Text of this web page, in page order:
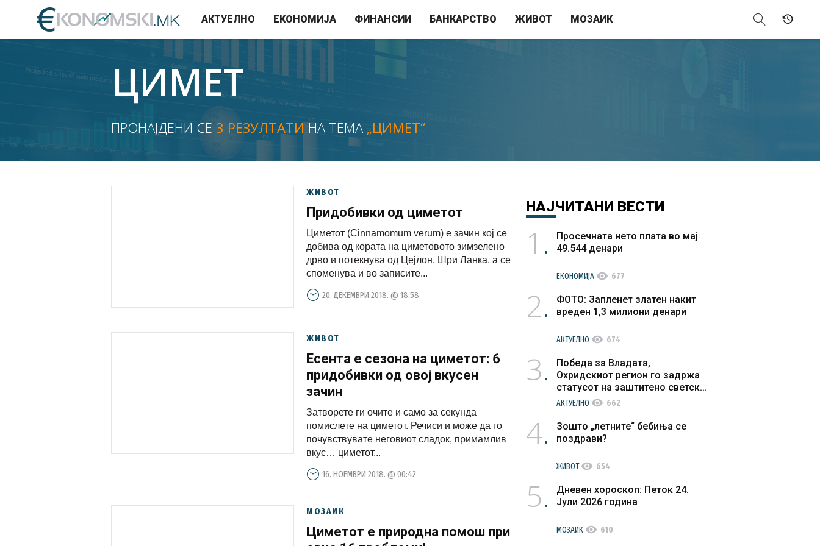
АКТУЕЛНО ЕКОНОМИЈА ФИНАНСИИ БАНКАРСТВО ЖИВОТ МОЗАИК
ЦИМЕТ
ПРОНАЈДЕНИ СЕ3 РЕЗУЛТАТИНА ТЕМА „ЦИМЕТ“
ЖИВОТ
Придобивки од циметот
Циметот (Cinnamomum verum) е зачин кој се
добива од кората на циметовото зимзелено
дрво и потекнува од Цејлон, Шри Ланка, а се
споменува и во записите...
20. ДЕКЕМВРИ 2018. @ 18:58
ЖИВОТ
Есента е сезона на циметот: 6
придобивки од овој вкусен
зачин
Затворете ги очите и само за секунда
помислете на циметот. Речиси и може да го
почувствувате неговиот сладок, примамлив
вкус… циметот...
16. НОЕМВРИ 2018. @ 00:42
МОЗАИК
Циметот e природна помош при
НАЈЧИТАНИ ВЕСТИ
1
Просечната нето плата во мај
49.544 денари
ЕКОНОМИЈА visibility 677
2
ФОТО: Запленет златен накит
вреден 1,3 милиони денари
АКТУЕЛНО visibility 674
3
Победа за Владата,
Охридскиот регион го задржа
статусот на заштитено светско
културно наследство
АКТУЕЛНО visibility 662
4
Зошто „летните“ бебиња се
поздрави?
ЖИВОТvisibility 654
5
Дневен хороскоп: Петок 24.
Јули 2026 година
МОЗАИК visibility 610